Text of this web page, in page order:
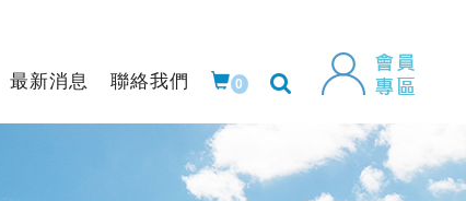
最新消息 聯絡我們 0